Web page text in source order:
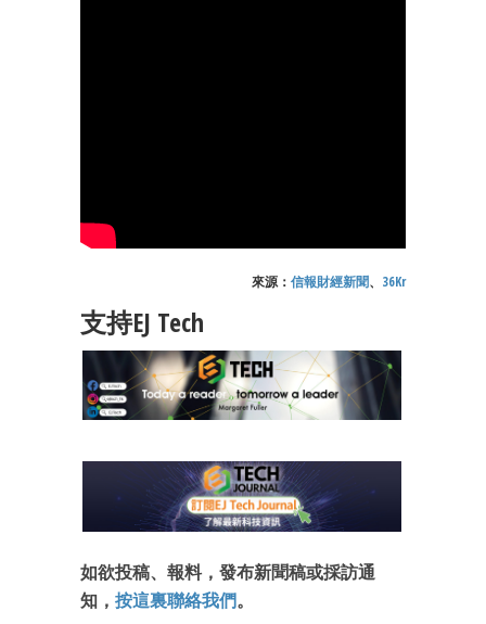
來源： 信報財經新聞、 36Kr
支持EJ Tech
如欲投稿、報料，發布新聞稿或採訪通
知， 按這裏聯絡我們。